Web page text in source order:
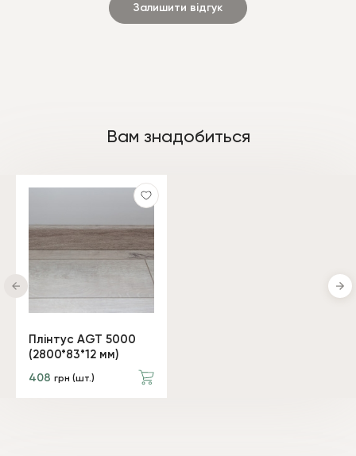
Залишити відгук
Вам знадобиться
Плінтус AGT 5000
(2800*83*12 мм)
408 грн (шт.)